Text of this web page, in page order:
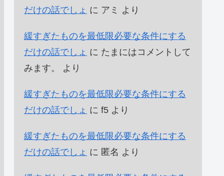
だけの話でしょ に アミ より
緩すぎたものを最低限必要な条件にする
だけの話でしょ に たまにはコメントして
みます。
より
緩すぎたものを最低限必要な条件にする
だけの話でしょ に f5 より
緩すぎたものを最低限必要な条件にする
だけの話でしょ に 匿名 より